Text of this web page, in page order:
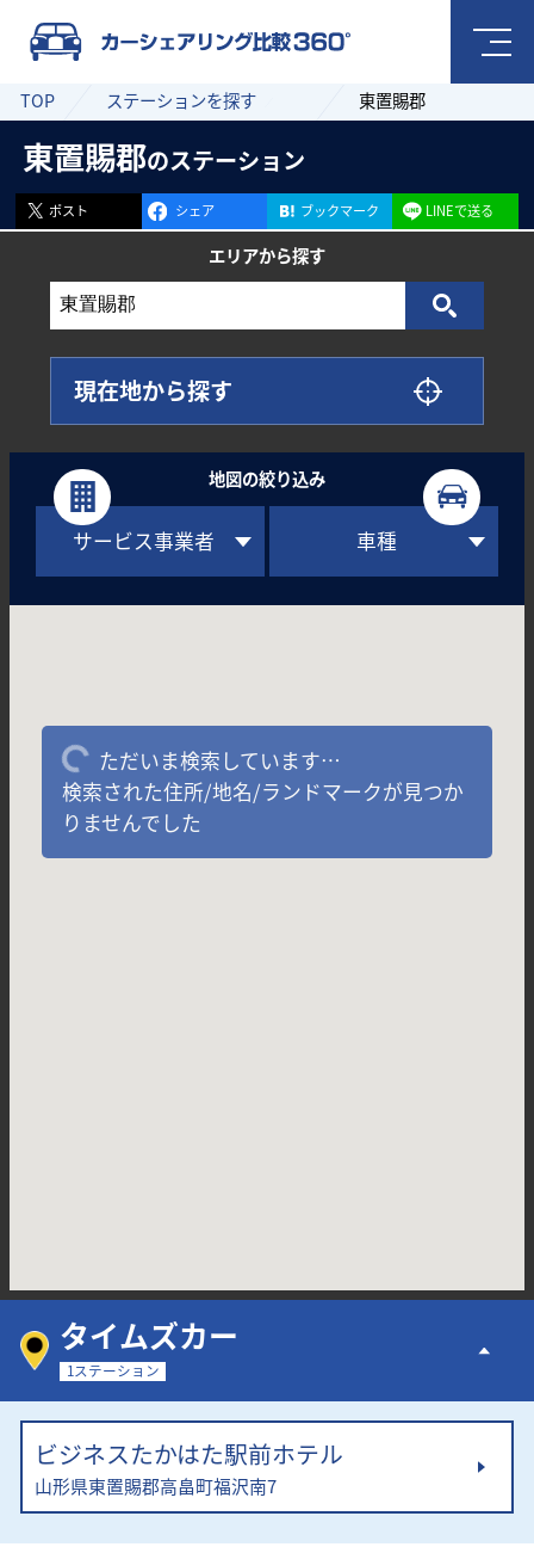
TOP ステーションを探す 東置賜郡
東置賜郡のステーション
ポスト シェア ブックマーク LINEで送る
エリアから探す
現在地から探す
地図の絞り込み
サービス事業者 車種
ただいま検索しています…
検索された住所/地名/ランドマークが見つか
りませんでした
タイムズカー
1ステーション
ビジネスたかはた駅前ホテル
山形県東置賜郡高畠町福沢南7